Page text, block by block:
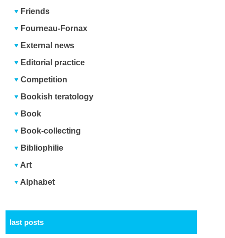
Friends
Fourneau-Fornax
External news
Editorial practice
Competition
Bookish teratology
Book
Book-collecting
Bibliophilie
Art
Alphabet
last posts